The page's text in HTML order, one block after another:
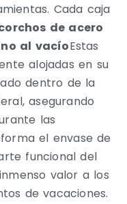
Cada caja
de acero
al vacíoEstas
alojadas en su
dentro de la
asegurando
las
el envase de
funcional del
valor a los
de vacaciones.